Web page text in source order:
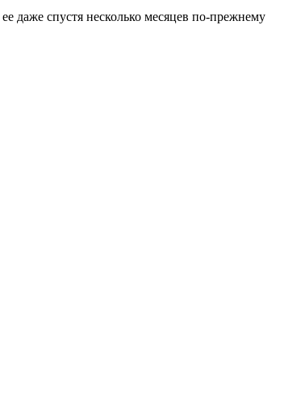
даже спустя несколько месяцев по-прежнему